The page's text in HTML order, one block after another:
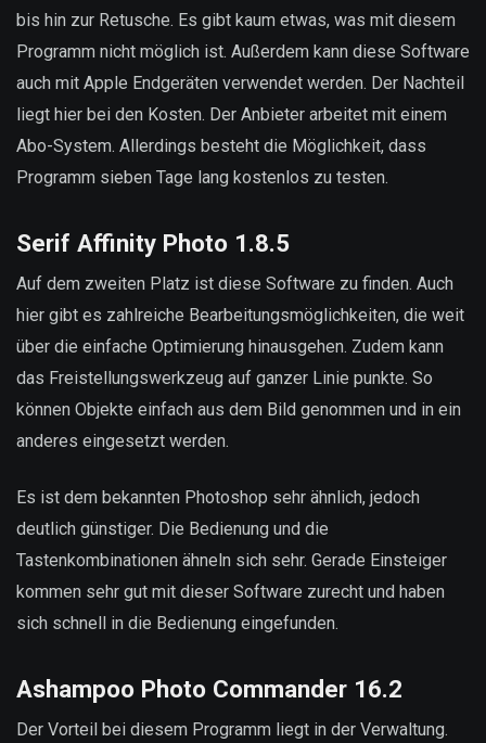
bis hin zur Retusche. Es gibt kaum etwas, was mit diesem
Programm nicht möglich ist. Außerdem kann diese Software
auch mit Apple Endgeräten verwendet werden. Der Nachteil
liegt hier bei den Kosten. Der Anbieter arbeitet mit einem
Abo-System. Allerdings besteht die Möglichkeit, dass
Programm sieben Tage lang kostenlos zu testen.
Serif Affinity Photo 1.8.5
Auf dem zweiten Platz ist diese Software zu finden. Auch
hier gibt es zahlreiche Bearbeitungsmöglichkeiten, die weit
über die einfache Optimierung hinausgehen. Zudem kann
das Freistellungswerkzeug auf ganzer Linie punkte. So
können Objekte einfach aus dem Bild genommen und in ein
anderes eingesetzt werden.
Es ist dem bekannten Photoshop sehr ähnlich, jedoch
deutlich günstiger. Die Bedienung und die
Tastenkombinationen ähneln sich sehr. Gerade Einsteiger
kommen sehr gut mit dieser Software zurecht und haben
sich schnell in die Bedienung eingefunden.
Ashampoo Photo Commander 16.2
Der Vorteil bei diesem Programm liegt in der Verwaltung.